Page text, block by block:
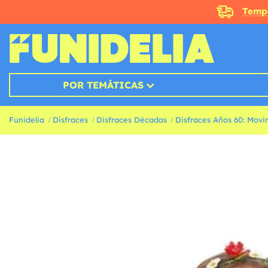
POR TEMÁTICAS
Funidelia Disfraces Disfraces Décadas Disfraces Años 60: